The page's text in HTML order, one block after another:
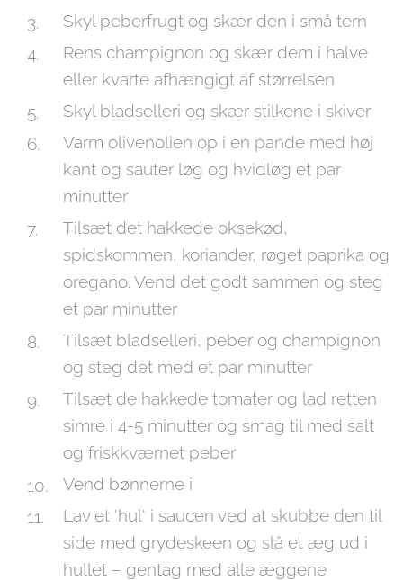
Skyl peberfrugt og skær den i små tern
Rens champignon og skær dem i halve
eller kvarte afhængigt af størrelsen
Skyl bladselleri og skær stilkene i skiver
Varm olivenolien op i en pande med høj
kant og sauter løg og hvidløg et par
minutter
Tilsæt det hakkede oksekød,
spidskommen, koriander, røget paprika og
oregano. Vend det godt sammen og steg
et par minutter
Tilsæt bladselleri, peber og champignon
og steg det med et par minutter
Tilsæt de hakkede tomater og lad retten
simre i 4-5 minutter og smag til med salt
og friskkværnet peber
Vend bønnerne i
Lav et 'hul' i saucen ved at skubbe den til
side med grydeskeen og slå et æg ud i
hullet – gentag med alle æggene